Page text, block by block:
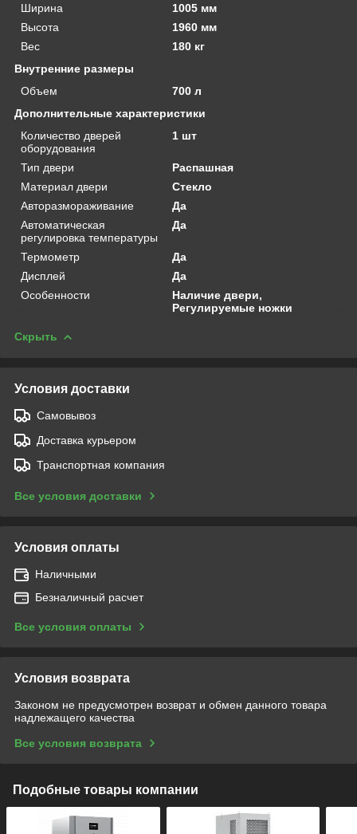
Ширина
1005 мм
Высота
1960 мм
Вес
180 кг
Внутренние размеры
Объем
700 л
Дополнительные характеристики
Количество дверей
оборудования
1 шт
Тип двери
Распашная
Материал двери
Стекло
Авторазмораживание
Да
Автоматическая
регулировка температуры
Да
Термометр
Да
Дисплей
Да
Особенности
Наличие двери,
Регулируемые ножки
Скрыть
Условия доставки
Самовывоз
Доставка курьером
Транспортная компания
Все условия доставки
Условия оплаты
Наличными
Безналичный расчет
Все условия оплаты
Условия возврата
Законом не предусмотрен возврат и обмен данного товара
надлежащего качества
Все условия возврата
Подобные товары компании